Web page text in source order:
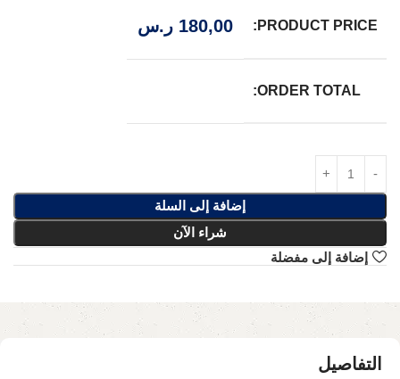
PRODUCT PRICE:
180,00 ر.س
ORDER TOTAL:
إضافة إلى السلة
شراء الآن
إضافة إلى مفضلة
التفاصيل